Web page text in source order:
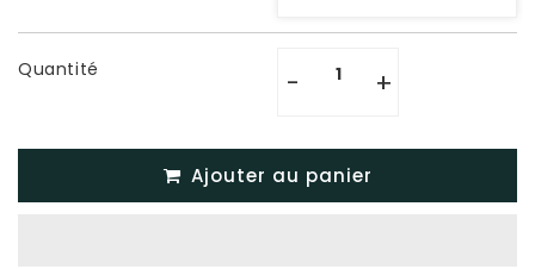
Quantité - +
Ajouter au panier